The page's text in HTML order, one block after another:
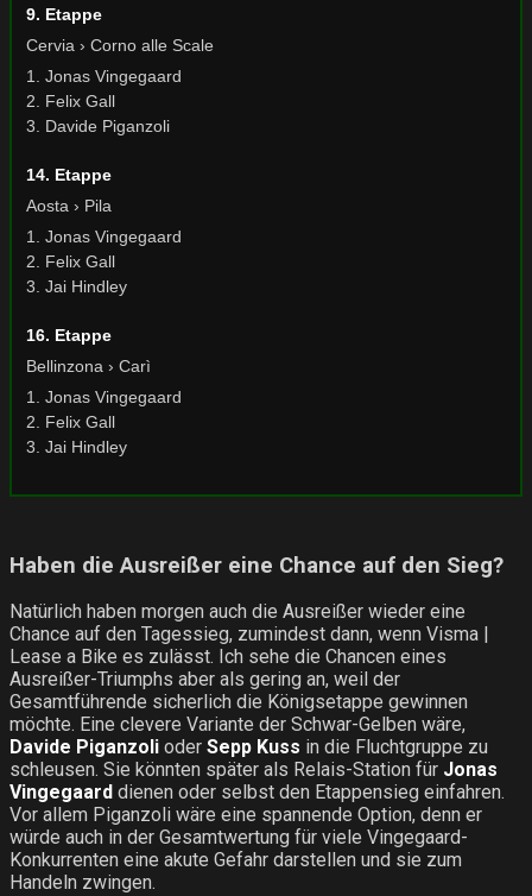
9. Etappe
Cervia › Corno alle Scale
1. Jonas Vingegaard
2. Felix Gall
3. Davide Piganzoli
14. Etappe
Aosta › Pila
1. Jonas Vingegaard
2. Felix Gall
3. Jai Hindley
16. Etappe
Bellinzona › Carì
1. Jonas Vingegaard
2. Felix Gall
3. Jai Hindley
Haben die Ausreißer eine Chance auf den Sieg?
Natürlich haben morgen auch die Ausreißer wieder eine
Chance auf den Tagessieg, zumindest dann, wenn Visma |
Lease a Bike es zulässt. Ich sehe die Chancen eines
Ausreißer-Triumphs aber als gering an, weil der
Gesamtführende sicherlich die Königsetappe gewinnen
möchte. Eine clevere Variante der Schwar-Gelben wäre,
Davide Piganzoli oder Sepp Kuss in die Fluchtgruppe zu
schleusen. Sie könnten später als Relais-Station für Jonas
Vingegaard dienen oder selbst den Etappensieg einfahren.
Vor allem Piganzoli wäre eine spannende Option, denn er
würde auch in der Gesamtwertung für viele Vingegaard-
Konkurrenten eine akute Gefahr darstellen und sie zum
Handeln zwingen.